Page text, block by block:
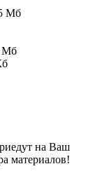
Мб
Мб
на Ваш
материалов!